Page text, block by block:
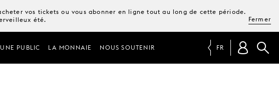
vos tickets ou vous abonner en ligne tout au long de cette période.
été.
Fermer
PUBLIC LA MONNAIE NOUS SOUTENIR FR